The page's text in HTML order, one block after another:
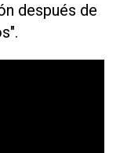
después de